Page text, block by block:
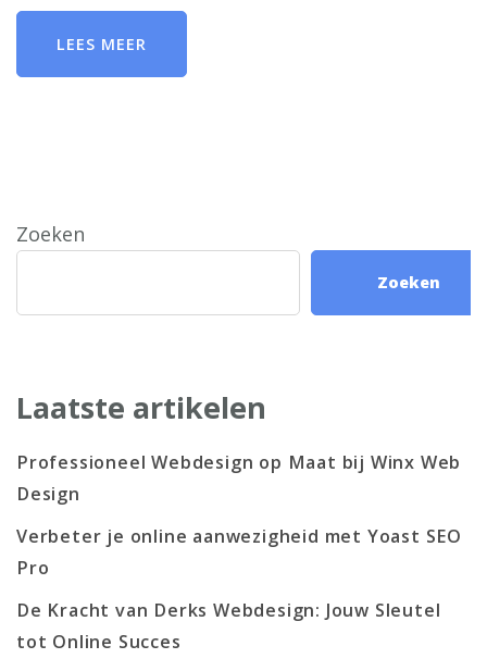
LEES MEER
Zoeken
Zoeken
Laatste artikelen
Professioneel Webdesign op Maat bij Winx Web
Design
Verbeter je online aanwezigheid met Yoast SEO
Pro
De Kracht van Derks Webdesign: Jouw Sleutel
tot Online Succes